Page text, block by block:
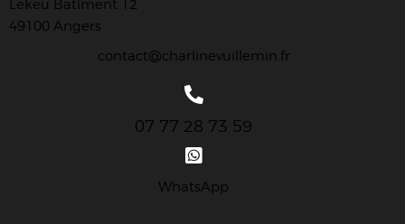
Lekeu Batiment 12
49100 Angers
contact@charlinevuillemin.fr
07 77 28 73 59
WhatsApp